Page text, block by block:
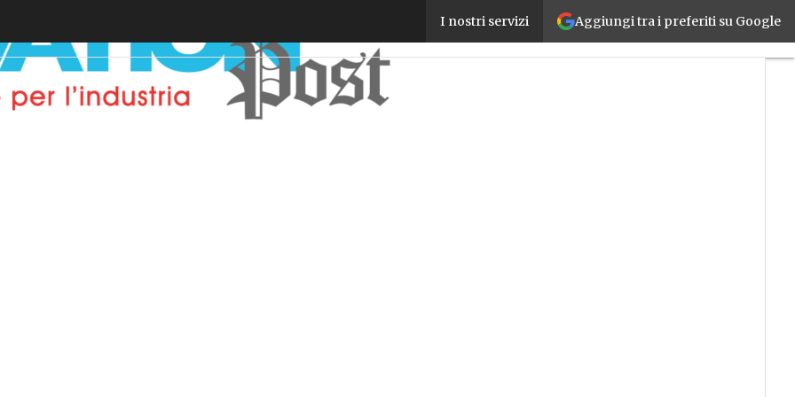
Aggiungi tra i preferiti su Google
I nostri servizi
L’Intelligenza Artificiale a portata di PMI, se ne